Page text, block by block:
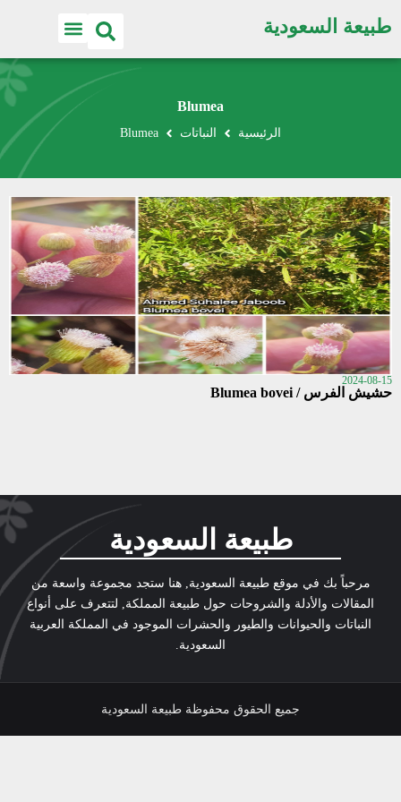
طبيعة السعودية
Blumea
الرئيسية النباتات Blumea
2024-08-15
حشيش الفرس / Blumea bovei
طبيعة السعودية
مرحباً بك في موقع طبيعة السعودية, هنا ستجد مجموعة واسعة من
المقالات والأدلة والشروحات حول طبيعة المملكة, لتتعرف على أنواع
النباتات والحيوانات والطيور والحشرات الموجود في المملكة العربية
السعودية.
جميع الحقوق محفوظة طبيعة السعودية